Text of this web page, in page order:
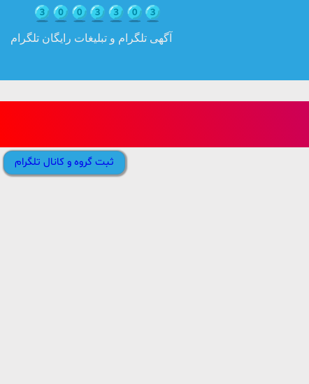
آگهی تلگرام و تبلیغات رایگان تلگرام
ثبت گروه و کانال تلگرام